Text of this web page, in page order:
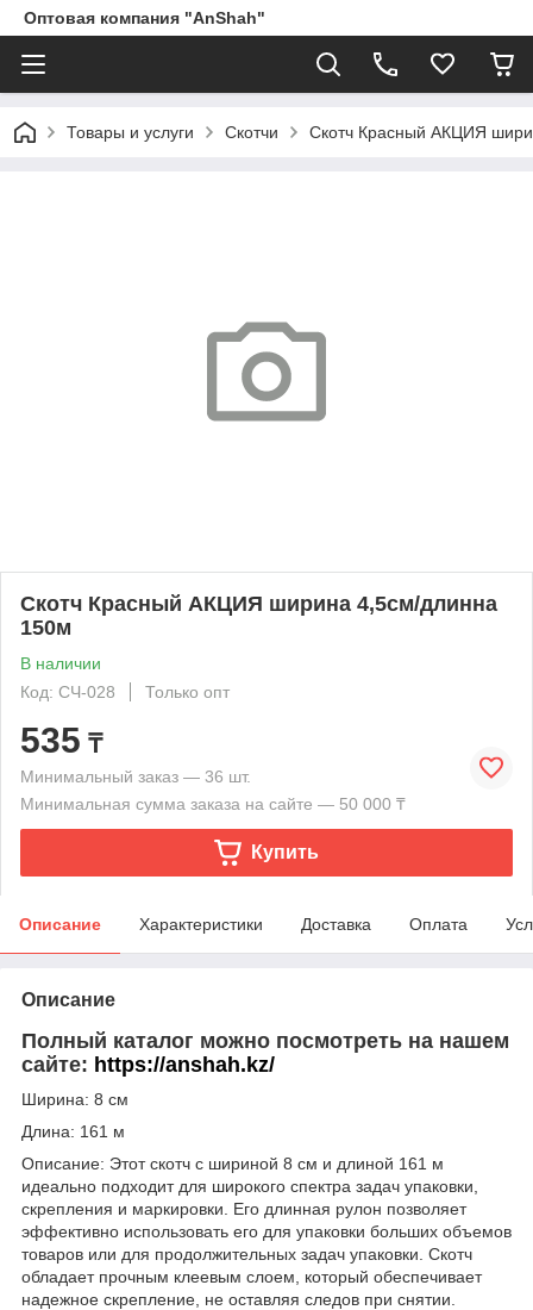
Оптовая компания "AnShah"
Товары и услуги Скотчи Скотч Красный АКЦИЯ
Скотч Красный АКЦИЯ ширина 4,5см/длинна
150м
В наличии
Код: СЧ-028
Только опт
535 ₸
Минимальный заказ — 36 шт.
Минимальная сумма заказа на сайте — 50 000 ₸
Купить
Описание Характеристики Доставка Оплата
Описание
Полный каталог можно посмотреть на нашем
сайте: https://anshah.kz/
Ширина: 8 см
Длина: 161 м
Описание: Этот скотч с шириной 8 см и длиной 161 м
идеально подходит для широкого спектра задач упаковки,
скрепления и маркировки. Его длинная рулон позволяет
эффективно использовать его для упаковки больших объемов
товаров или для продолжительных задач упаковки. Скотч
обладает прочным клеевым слоем, который обеспечивает
надежное скрепление, не оставляя следов при снятии.